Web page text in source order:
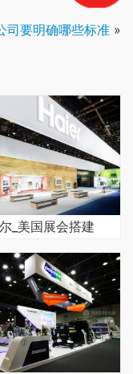
司要明确哪些标准 »
_美国展会搭建